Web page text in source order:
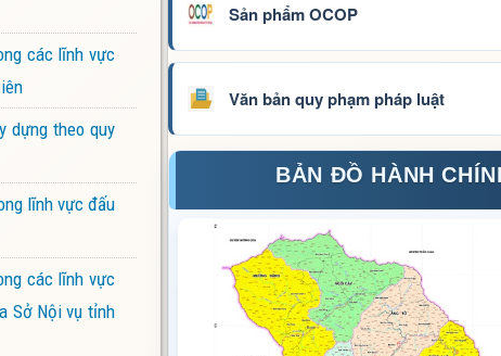
các lĩnh vực
dựng theo quy
lĩnh vực đấu
các lĩnh vực
Sở Nội vụ tỉnh
Sản phẩm OCOP
Văn bản quy phạm pháp luật
BẢN ĐỒ HÀNH